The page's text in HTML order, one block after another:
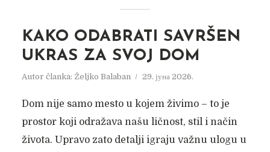
KAKO ODABRATI SAVRŠEN
UKRAS ZA SVOJ DOM
Autor članka: Željko Balaban 29. јуна 2026.
Dom nije samo mesto u kojem živimo – to je
prostor koji odražava našu ličnost, stil i način
života. Upravo zato detalji igraju važnu ulogu u